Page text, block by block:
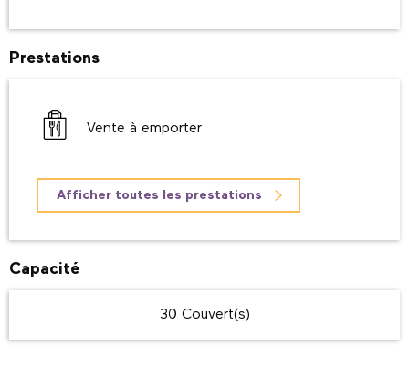
Prestations
Vente à emporter
Afficher toutes les prestations
Capacité
30 Couvert(s)